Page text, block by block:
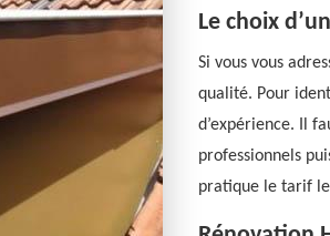
Le choix
Si vous vous
qualité. Pour
d’expérience. Il
professionnels
pratique le tarif